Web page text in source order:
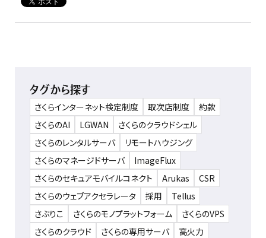
タグから探す
さくらインターネット検定制度 取次店制度
約款
さくらのAI
LGWAN
さくらのクラウドシェル
さくらのレンタルサーバ
リモートハウジング
さくらのマネージドサーバ
ImageFlux
さくらのセキュアモバイルコネクト
Arukas
CSR
さくらのウェブアクセラレータ
採用
Tellus
さぶりこ
さくらのモノプラットフォーム
さくらのVPS
さくらのクラウド
さくらの専用サーバ
高火力